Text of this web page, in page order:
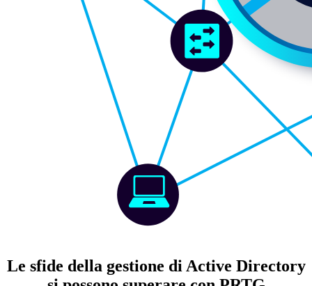
Le sfide della gestione di Active Directory